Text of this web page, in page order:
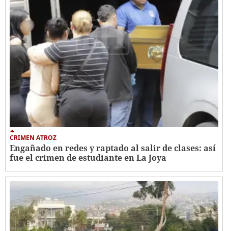
CRIMEN ATROZ
Engañado en redes y raptado al salir de clases: así
fue el crimen de estudiante en La Joya